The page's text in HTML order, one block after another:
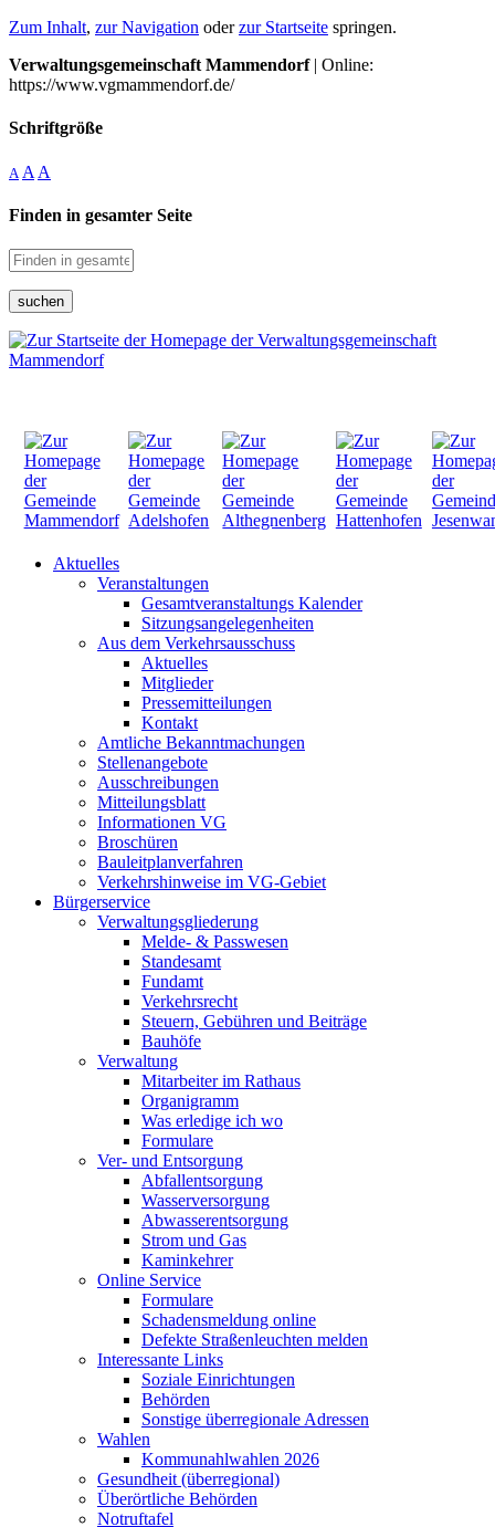
Zum Inhalt, zur Navigation oderzur Startseite springen.
Verwaltungsgemeinschaft Mammendorf| Online:
https://www.vgmammendorf.de/
Schriftgröße
A A A
Finden in gesamter Seite
suchen
Aktuelles
Veranstaltungen
Gesamtveranstaltungs Kalender
Sitzungsangelegenheiten
Aus dem Verkehrsausschuss
Aktuelles
Mitglieder
Pressemitteilungen
Kontakt
Amtliche Bekanntmachungen
Stellenangebote
Ausschreibungen
Mitteilungsblatt
Informationen VG
Broschüren
Bauleitplanverfahren
Verkehrshinweise im VG-Gebiet
Bürgerservice
Verwaltungsgliederung
Melde- & Passwesen
Standesamt
Fundamt
Verkehrsrecht
Steuern, Gebühren und Beiträge
Bauhöfe
Verwaltung
Mitarbeiter im Rathaus
Organigramm
Was erledige ich wo
Formulare
Ver- und Entsorgung
Abfallentsorgung
Wasserversorgung
Abwasserentsorgung
Strom und Gas
Kaminkehrer
Online Service
Formulare
Schadensmeldung online
Defekte Straßenleuchten melden
Interessante Links
Soziale Einrichtungen
Behörden
Sonstige überregionale Adressen
Wahlen
Kommunahlwahlen 2026
Gesundheit (überregional)
Überörtliche Behörden
Notruftafel